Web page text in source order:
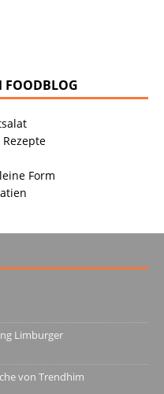
FOODBLOG
Form
Limburger
von Trendhim